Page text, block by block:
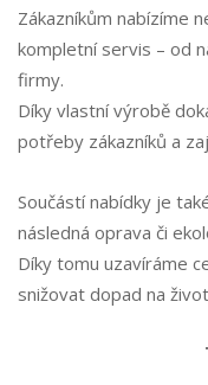
Zákazníkům nabízíme
kompletní servis – od
firmy.
Díky vlastní výrobě
potřeby zákazníků a
Součástí nabídky je
následná oprava či
Díky tomu uzavíráme
snižovat dopad na